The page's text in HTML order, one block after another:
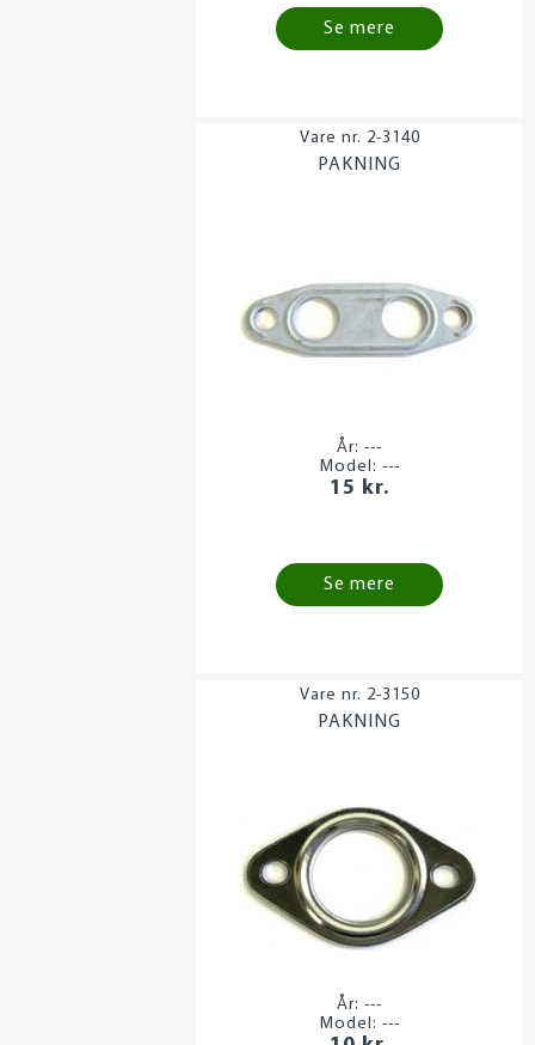
Se mere
2-3140
PAKNING
År:---
Model: ---
15 kr.
Se mere
2-3150
PAKNING
År:---
Model: ---